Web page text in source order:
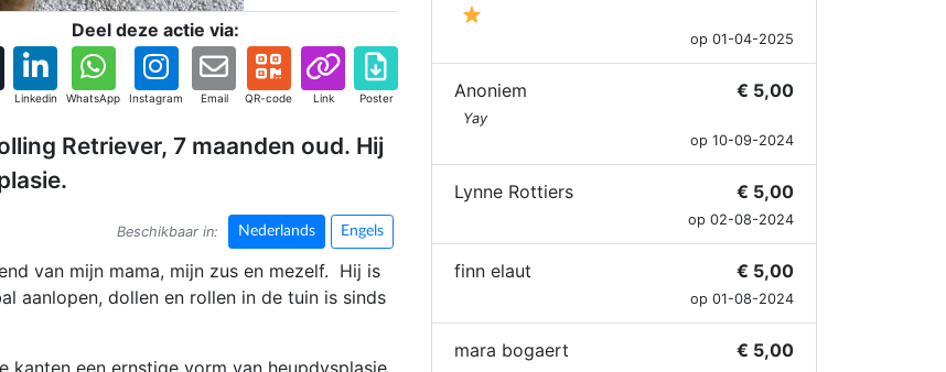
Deel deze actie via:
Linkedin WhatsApp Instagram Email QR-code Link Poster
Retriever, 7 maanden oud. Hij
Beschikbaar in: Nederlands Engels
van mijn mama, mijn zus en mezelf. Hij is
aanlopen, dollen en rollen in de tuin is sinds
een ernstige vorm van heupdysplasie
op 01-04-2025
Anoniem € 5,00
Yay
op 10-09-2024
Lynne Rottiers € 5,00
op 02-08-2024
finn elaut € 5,00
op 01-08-2024
mara bogaert € 5,00